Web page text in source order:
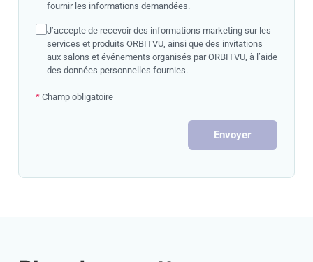
fournir les informations demandées.
J’accepte de recevoir des informations marketing sur les
services et produits ORBITVU, ainsi que des invitations
aux salons et événements organisés par ORBITVU, à l’aide
des données personnelles fournies.
* Champ obligatoire
Envoyer